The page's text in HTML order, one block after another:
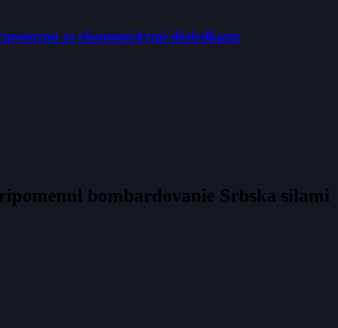
aj ekonomickými dôsledkami
bombardovanie Srbska silami